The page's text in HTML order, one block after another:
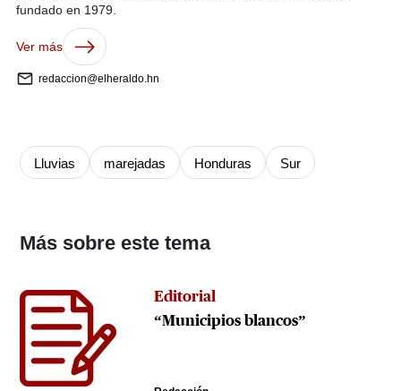
fundado en 1979.
Ver más
redaccion@elheraldo.hn
Lluvias marejadas Honduras Sur
Más sobre este tema
Editorial
“Municipios blancos”